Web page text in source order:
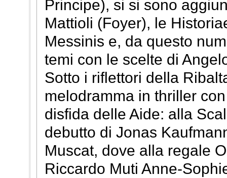
Principe), si si sono
Mattioli (Foyer), le
Messinis e, da questo
temi con le scelte di
Sotto i riflettori della
melodramma in thriller
disfida delle Aide: alla
debutto di Jonas
Muscat, dove alla regale
Riccardo Muti Anne-